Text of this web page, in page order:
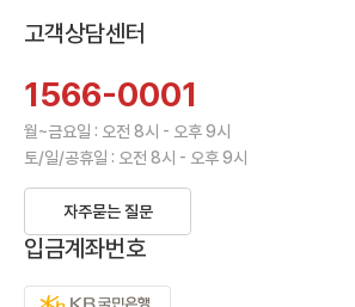
고객상담센터
1566-0001
월~금요일 : 오전 8시 - 오후 9시
토/일/공휴일 : 오전 8시 - 오후 9시
자주묻는 질문
입금계좌번호